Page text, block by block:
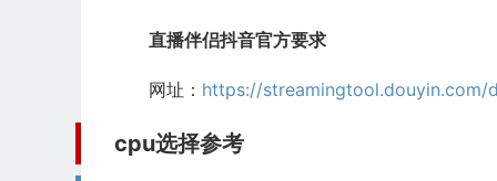
直播伴侣抖音官方要求
网址： https://streamingtool.douyin.com/
cpu选择参考